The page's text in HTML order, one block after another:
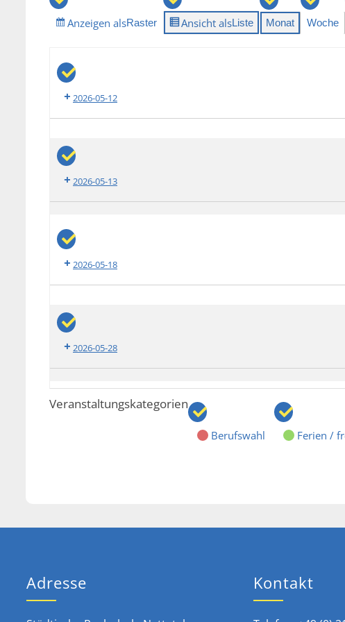
Anzeigen alsRaster Ansicht alsListe Monat Woche
2026-05-12
2026-05-13
Deutsch
2026-05-18
Englisch
2026-05-28
Mathematik
Veranstaltungskategorien
Berufswahl Ferien /
Adresse Kontakt